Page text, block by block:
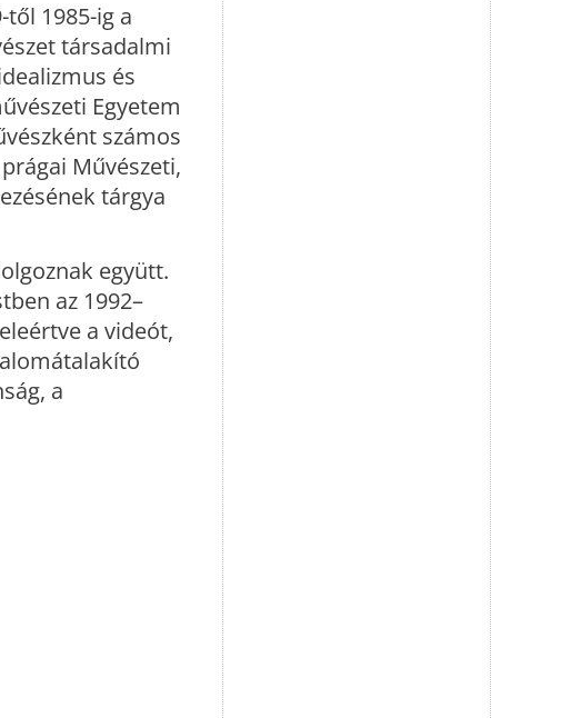
1985-ig a
társadalmi
és
Egyetem
számos
Művészeti,
tárgya
együtt.
az 1992–
a videót,
a